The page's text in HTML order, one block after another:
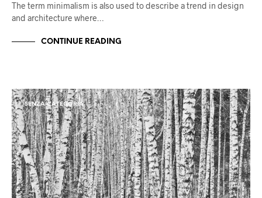
The term minimalism is also used to describe a trend in design
and architecture where…
CONTINUE READING
SENZA CATEGORIA